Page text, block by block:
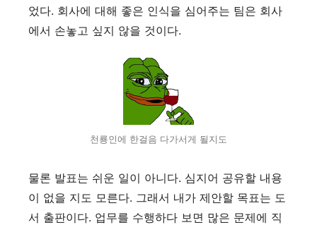
었다. 회사에 대해 좋은 인식을 심어주는 팀은 회사
에서 손놓고 싶지 않을 것이다.
천룡인에 한걸음 다가서게 될지도
물론 발표는 쉬운 일이 아니다. 심지어 공유할 내용
이 없을 지도 모른다. 그래서 내가 제안할 목표는 도
서 출판이다. 업무를 수행하다 보면 많은 문제에 직